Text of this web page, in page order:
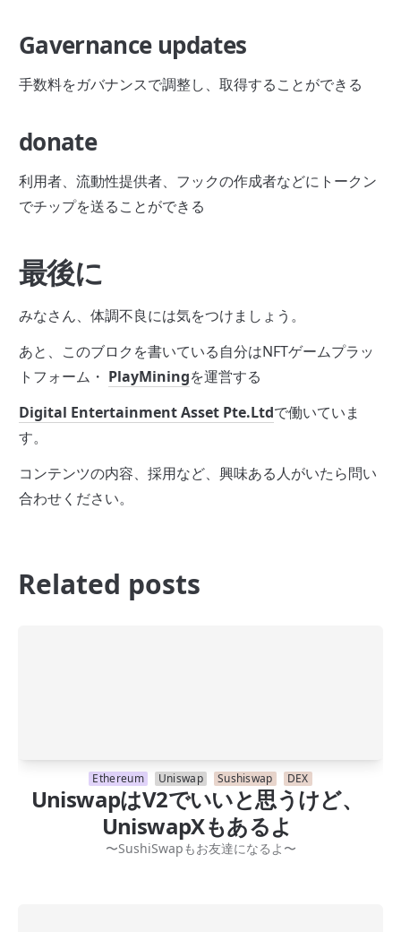
Gavernance updates
手数料をガバナンスで調整し、取得することができる
donate
利用者、流動性提供者、フックの作成者などにトークン
でチップを送ることができる
最後に
みなさん、体調不良には気をつけましょう。
あと、このブロクを書いている自分はNFTゲームプラッ
トフォーム・ PlayMiningを運営する
Digital Entertainment Asset Pte.Ltdで働いていま
す。
コンテンツの内容、採用など、興味ある人がいたら問い
合わせください。
Related posts
Ethereum Uniswap Sushiswap DEX
UniswapはV2でいいと思うけど、
UniswapXもあるよ
〜SushiSwapもお友達になるよ〜